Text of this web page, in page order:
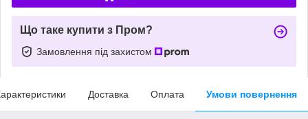
Що таке купити з Пром?
Замовлення під захистом
Доставка Оплата Умови повернення